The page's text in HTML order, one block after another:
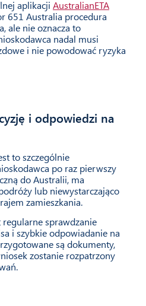
aplikacji AustralianETA
651 Australia procedura
ale nie oznacza to
nadal musi
i nie powodować ryzyka
i odpowiedzi na
to szczególnie
po raz pierwszy
do Australii, ma
lub niewystarczająco
zamieszkania.
sprawdzanie
i szybkie odpowiadanie na
są dokumenty,
zostanie rozpatrzony